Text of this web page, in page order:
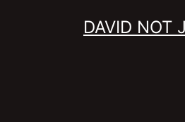
DAVID NOT